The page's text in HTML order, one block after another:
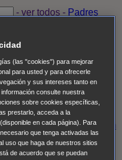
- ver todos - Padres
Salvaje
Pan Am Dawson crece
Blacklist Cinco en familia
y un sueño Mr Loverman
CUERPOS Los últimos
Sing Street Cobra Kai
Tom
de Susan Ryeland:
Metal Mentes Criminales:
(las "cookies") para mejorar
para usted y para ofrecerle
y sus intereses tanto en
consulte nuestra
sobre cookies específicas,
prestarlo, acceda a la
(disponible en cada página). Para
que tenga activadas las
uso que haga de nuestros sitios
de acuerdo que se puedan